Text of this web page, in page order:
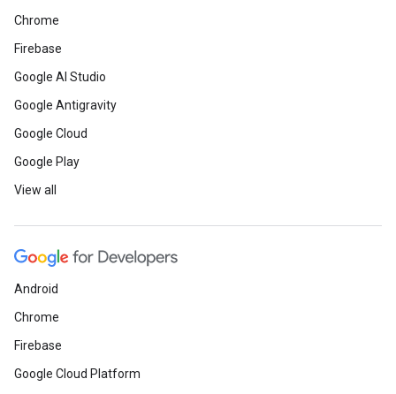
Chrome
Firebase
Google AI Studio
Google Antigravity
Google Cloud
Google Play
View all
Android
Chrome
Firebase
Google Cloud Platform